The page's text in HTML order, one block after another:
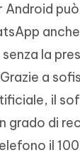
Android
la
a
il
grado di
il